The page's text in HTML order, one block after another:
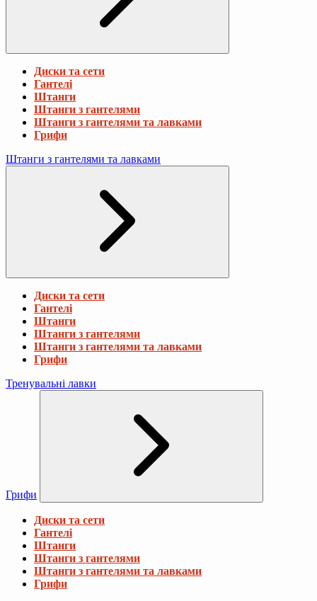
Диски та сети
Гантелі
Штанги
Штанги з гантелями
Штанги з гантелями та лавками
Грифи
Штанги з гантелями та лавками
Диски та сети
Гантелі
Штанги
Штанги з гантелями
Штанги з гантелями та лавками
Грифи
Тренувальні лавки
Грифи
Диски та сети
Гантелі
Штанги
Штанги з гантелями
Штанги з гантелями та лавками
Грифи